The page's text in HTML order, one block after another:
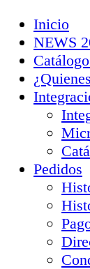
Inicio
NEWS
Pedidos